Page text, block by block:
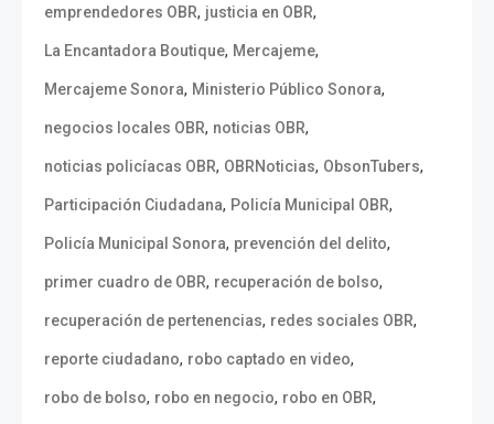
emprendedores OBR, justicia en OBR,
La Encantadora Boutique, Mercajeme,
Mercajeme Sonora, Ministerio Público Sonora,
negocios locales OBR, noticias OBR,
noticias policíacas OBR, OBRNoticias, ObsonTubers,
Participación Ciudadana, Policía Municipal OBR,
Policía Municipal Sonora, prevención del delito,
primer cuadro de OBR, recuperación de bolso,
recuperación de pertenencias, redes sociales OBR,
reporte ciudadano, robo captado en video,
robo de bolso, robo en negocio, robo en OBR,